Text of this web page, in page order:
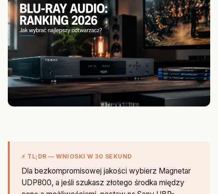
⚡ TL;DR — WNIOSKI W 30 SEKUND
Dla bezkompromisowej jakości wybierz Magnetar
UDP800, a jeśli szukasz złotego środka między